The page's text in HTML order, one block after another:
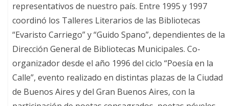
representativos de nuestro país. Entre 1995 y 1997
coordinó los Talleres Literarios de las Bibliotecas
“Evaristo Carriego” y “Guido Spano”, dependientes de la
Dirección General de Bibliotecas Municipales. Co-
organizador desde el año 1996 del ciclo “Poesía en la
Calle”, evento realizado en distintas plazas de la Ciudad
de Buenos Aires y del Gran Buenos Aires, con la